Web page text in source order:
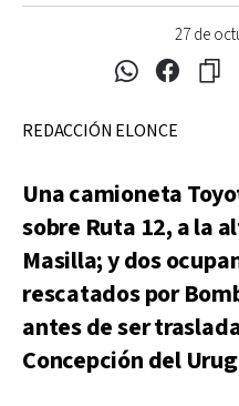
27 de
REDACCIÓN ELONCE
Una camioneta
sobre Ruta 12, a la
Masilla; y dos
rescatados por
antes de ser
Concepción del